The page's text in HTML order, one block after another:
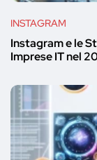
INSTAGRAM
Instagram e le
Imprese IT nel